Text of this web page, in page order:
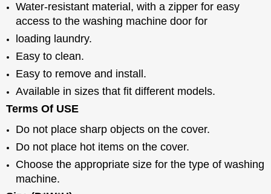
Water-resistant material, with a zipper for easy
access to the washing machine door for
loading laundry.
Easy to clean.
Easy to remove and install.
Available in sizes that fit different models.
Terms Of USE
Do not place sharp objects on the cover.
Do not place hot items on the cover.
Choose the appropriate size for the type of washing
machine.